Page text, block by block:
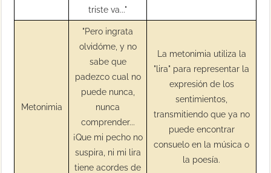
triste va..."
Metonimia
"Pero ingrata
olvidóme, y no
sabe que
padezco cual no
puede nunca,
nunca
comprender...
¡Que mi pecho no
suspira, ni mi lira
tiene acordes de
La metonimia utiliza la
"lira" para representar la
expresión de los
sentimientos,
transmitiendo que ya no
puede encontrar
consuelo en la música o
la poesía.